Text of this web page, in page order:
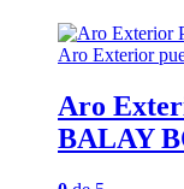
Aro Exterior
Aro
BALAY